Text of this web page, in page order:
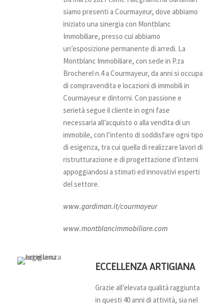
siamo presenti a Courmayeur, dove abbiamo
iniziato una sinergia con Montblanc
Immobiliare, presso cui abbiamo
un’esposizione permanente di arredi. La
Montblanc Immobiliare, con sede in P.za
Brocherel n.4 a Courmayeur, da anni si occupa
di compravendita e locazioni di immobili in
Courmayeur e dintorni. Con passione e
serietà segue il cliente in ogni fase
necessaria all’acquisto o alla vendita di un
immobile, con l’intento di soddisfare ogni tipo
di esigenza, tra cui quella di realizzare lavori di
ristrutturazione e di progettazione d’interni
appoggiandosi a stimati ed innovativi esperti
del settore.
www.gardiman.it/courmayeur
www.montblancimmobiliare.com
ECCELLENZA ARTIGIANA
Grazie all’elevata qualità raggiunta
in questi 40 anni di attività, sia nel